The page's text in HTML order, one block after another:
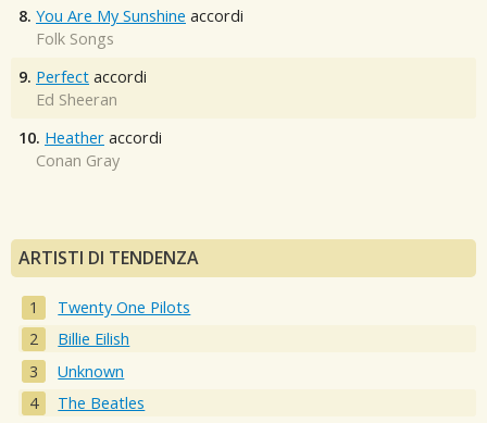
8. You Are My Sunshine accordi
Folk Songs
9. Perfect accordi
Ed Sheeran
10. Heather accordi
Conan Gray
ARTISTI DI TENDENZA
Twenty One Pilots
Billie Eilish
Unknown
The Beatles